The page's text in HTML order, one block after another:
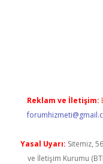
Reklam ve İletişim:
Yasal Uyarı: Sitemiz,
ve İletişim Kurumu